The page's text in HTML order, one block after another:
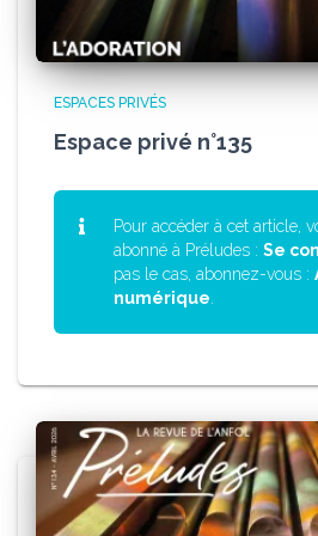
ESPACES PRIVÉS
Espace privé n°135
Pour accéder à cet article,
abonné à Préludes : Se
pas le cas, abonnez-vous :
numérique